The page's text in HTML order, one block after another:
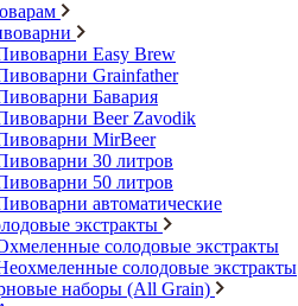
Easy Brew
Grainfather
Бавария
Beer Zavodik
MirBeer
30 литров
50 литров
автоматические
экстракты
солодовые экстракты
солодовые экстракты
наборы (All Grain)